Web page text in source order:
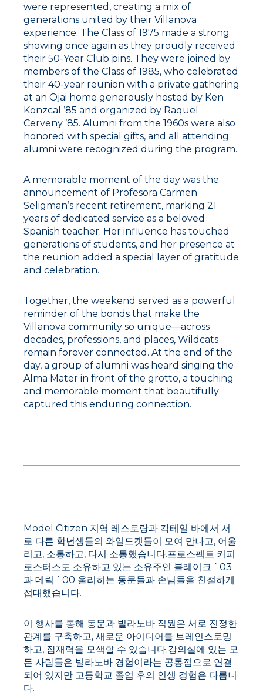
were represented, creating a mix of
generations united by their Villanova
experience. The Class of 1975 made a strong
showing once again as they proudly received
their 50-Year Club pins. They were joined by
members of the Class of 1985, who celebrated
their 40-year reunion with a private gathering
at an Ojai home generously hosted by Ken
Konzcal ’85 and organized by Raquel
Cerveny ’85. Alumni from the 1960s were also
honored with special gifts, and all attending
alumni were recognized during the program.
A memorable moment of the day was the
announcement of Profesora Carmen
Seligman’s recent retirement, marking 21
years of dedicated service as a beloved
Spanish teacher. Her influence has touched
generations of students, and her presence at
the reunion added a special layer of gratitude
and celebration.
Together, the weekend served as a powerful
reminder of the bonds that make the
Villanova community so unique—across
decades, professions, and places, Wildcats
remain forever connected. At the end of the
day, a group of alumni was heard singing the
Alma Mater in front of the grotto, a touching
and memorable moment that beautifully
captured this enduring connection.
Model Citizen 지역 레스토랑과 칵테일 바에서 서
로 다른 학년생들의 와일드캣들이 모여 만나고, 어울
리고, 소통하고, 다시 소통했습니다.프로스펙트 커피
로스터스도 소유하고 있는 소유주인 블레이크 `03
과 데릭 `00 울리히는 동문들과 손님들을 친절하게
접대했습니다.
이 행사를 통해 동문과 빌라노바 직원은 서로 진정한
관계를 구축하고, 새로운 아이디어를 브레인스토밍
하고, 잠재력을 모색할 수 있습니다.강의실에 있는 모
든 사람들은 빌라노바 경험이라는 공통점으로 연결
되어 있지만 고등학교 졸업 후의 인생 경험은 다릅니
다.